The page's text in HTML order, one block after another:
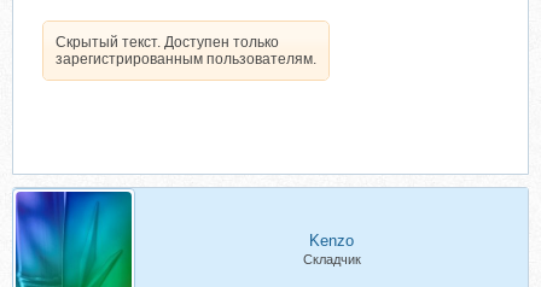
Скрытый текст. Доступен только
зарегистрированным пользователям.
Kenzo
Складчик